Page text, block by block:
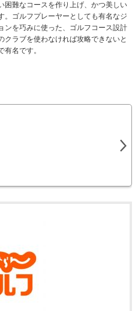
困難なコースを作り上げ、かつ美しい
。ゴルフプレーヤーとしても有名なジ
ンを巧みに使った、ゴルフコース設計
クラブを使わなければ攻略できないと
名です。